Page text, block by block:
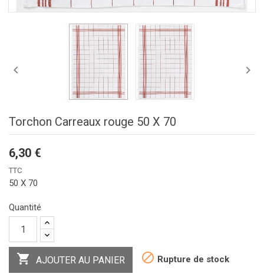
 
Torchon Carreaux rouge 50 X 70
6,30 €
TTC
50 X 70
Quantité
 AJOUTER AU PANIER  Rupture de stock